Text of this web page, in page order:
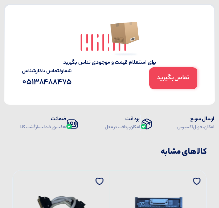
برای استعلام قیمت و موجودی تماس بگیرید
تماس بگیرید
شماره‌تماس‌ با‌کارشناس
05138488475
ارسال سریع
امکان تحویل اکسپرس
پرداخت
امکان پرداخت در محل
ضمانت
هفت روز ضمانت بازگشت کالا
کالاهای مشابه